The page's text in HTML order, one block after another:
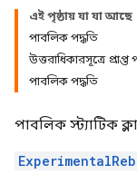
এই পৃষ্ঠায় যা যা আছে
পাবলিক পদ্ধতি
উত্তরাধিকারসূত্রে প্রাপ্ত
পাবলিক পদ্ধতি
পাবলিক স্ট্যাটিক